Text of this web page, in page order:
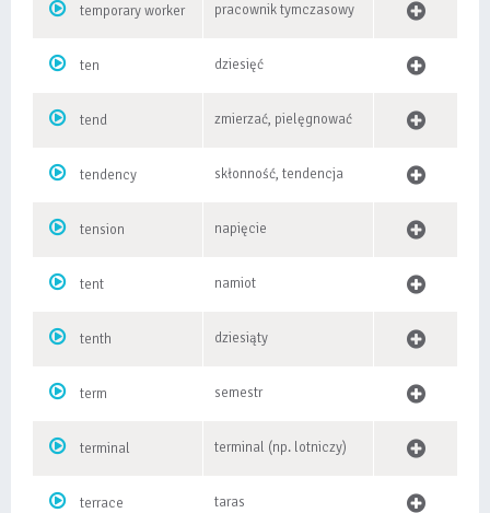
temporary worker pracownik tymczasowy
ten dziesięć
tend zmierzać, pielęgnować
tendency skłonność, tendencja
tension napięcie
tent namiot
tenth dziesiąty
term semestr
terminal terminal (np. lotniczy)
terrace taras